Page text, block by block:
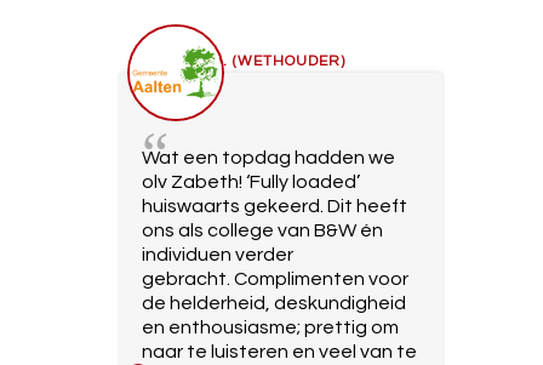
A.J. (WETHOUDER)
Wat een topdag hadden we
olv Zabeth! ‘Fully loaded’
huiswaarts gekeerd. Dit heeft
ons als college van B&W én
individuen verder
gebracht. Complimenten voor
de helderheid, deskundigheid
en enthousiasme; prettig om
naar te luisteren en veel van te